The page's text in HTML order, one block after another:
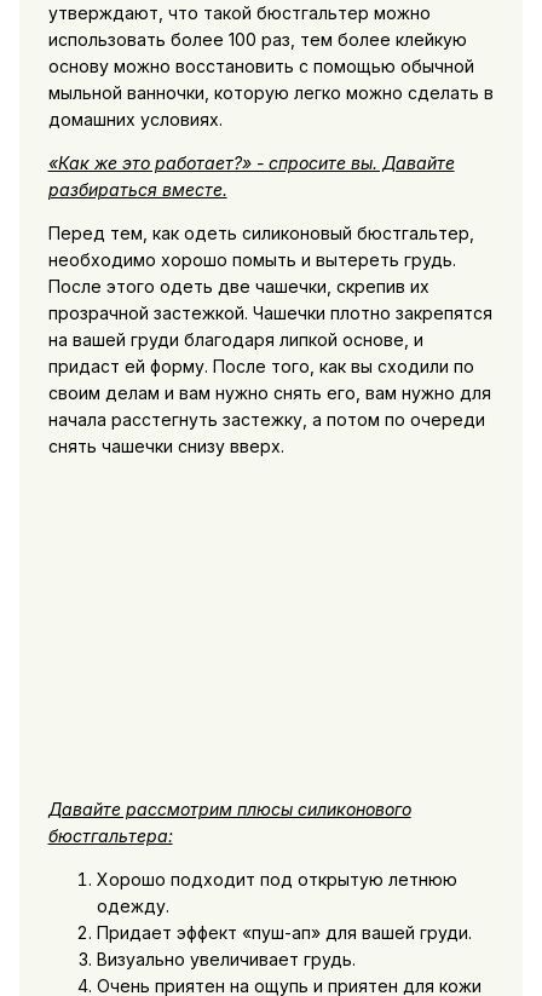
утверждают, что такой бюстгальтер можно
использовать более 100 раз, тем более клейкую
основу можно восстановить с помощью обычной
мыльной ванночки, которую легко можно сделать в
домашних условиях.
«Как же это работает?» - спросите вы. Давайте
разбираться вместе.
Перед тем, как одеть силиконовый бюстгальтер,
необходимо хорошо помыть и вытереть грудь.
После этого одеть две чашечки, скрепив их
прозрачной застежкой. Чашечки плотно закрепятся
на вашей груди благодаря липкой основе, и
придаст ей форму. После того, как вы сходили по
своим делам и вам нужно снять его, вам нужно для
начала расстегнуть застежку, а потом по очереди
снять чашечки снизу вверх.
Давайте рассмотрим плюсы силиконового
бюстгальтера:
Хорошо подходит под открытую летнюю
одежду.
Придает эффект «пуш-ап» для вашей груди.
Визуально увеличивает грудь.
Очень приятен на ощупь и приятен для кожи